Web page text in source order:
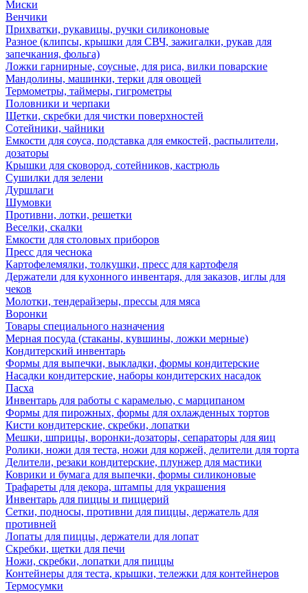
Миски
Венчики
Прихватки, рукавицы, ручки силиконовые
Разное (клипсы, крышки для СВЧ, зажигалки, рукав для
запечкания, фольга)
Ложки гарнирные, соусные, для риса, вилки поварские
Мандолины, машинки, терки для овощей
Термометры, таймеры, гигрометры
Половники и черпаки
Щетки, скребки для чистки поверхностей
Сотейники, чайники
Емкости для соуса, подставка для емкостей, распылители,
дозаторы
Крышки для сковород, сотейников, кастрюль
Сушилки для зелени
Дуршлаги
Шумовки
Противни, лотки, решетки
Веселки, скалки
Емкости для столовых приборов
Пресс для чеснока
Картофелемялки, толкушки, пресс для картофеля
Держатели для кухонного инвентаря, для заказов, иглы для
чеков
Молотки, тендерайзеры, прессы для мяса
Воронки
Товары специального назначения
Мерная посуда (стаканы, кувшины, ложки мерные)
Кондитерский инвентарь
Формы для выпечки, выкладки, формы кондитерские
Насадки кондитерские, наборы кондитерских насадок
Пасха
Инвентарь для работы с карамелью, с марципаном
Формы для пирожных, формы для охлажденных тортов
Кисти кондитерские, скребки, лопатки
Мешки, шприцы, воронки-дозаторы, сепараторы для яиц
Ролики, ножи для теста, ножи для коржей, делители для торта
Делители, резаки кондитерские, плунжер для мастики
Коврики и бумага для выпечки, формы силиконовые
Трафареты для декора, штампы для украшения
Инвентарь для пиццы и пиццерий
Сетки, подносы, противни для пиццы, держатель для
противней
Лопаты для пиццы, держатели для лопат
Скребки, щетки для печи
Ножи, скребки, лопатки для пиццы
Контейнеры для теста, крышки, тележки для контейнеров
Термосумки